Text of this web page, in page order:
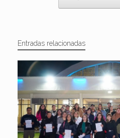
Entradas relacionadas